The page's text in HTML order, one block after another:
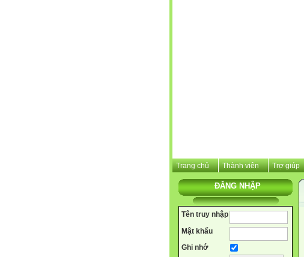
Trang chủ Thành viên Trợ giúp
ĐĂNG NHẬP
Tên truy nhập
Mật khẩu
Ghi nhớ